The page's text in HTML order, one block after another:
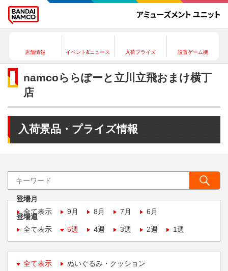
店舗情報 イベント&ニュース 入荷プライズ 設置ゲーム機
namcoららぽーと立川立飛おまけ横丁
店
入荷景品・プライズ情報
登場月
全て表示
9月 8月 7月 6月
登場週
全て表示
5週 4週 3週 2週 1週
全て表示 ぬいぐるみ・クッション